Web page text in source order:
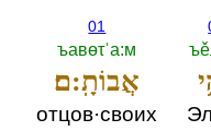
01
ъавөτˈа:м
אֲבוֹתָֽ:ם׃
отцов·своих